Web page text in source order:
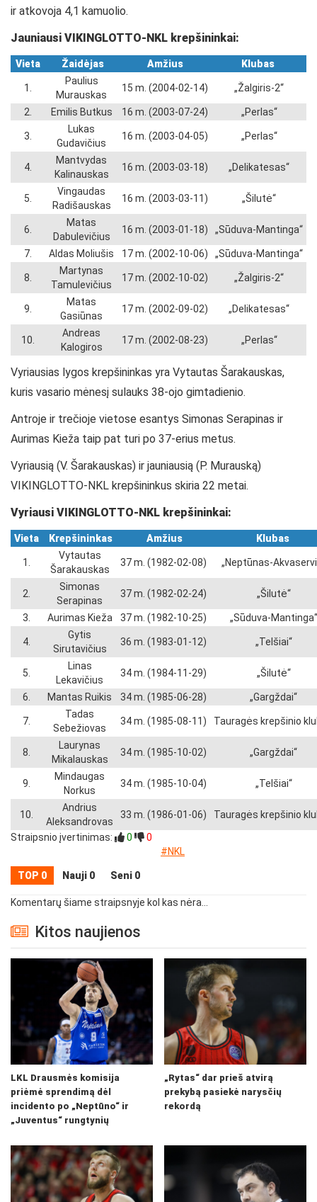
ir atkovoja 4,1 kamuolio.
Jauniausi VIKINGLOTTO-NKL krepšininkai:
Vieta Žaidėjas Amžius Klubas
1.
Paulius
Murauskas
15 m. (2004-02-14) „Žalgiris-2“
2. Emilis Butkus 16 m. (2003-07-24) „Perlas“
3.
Lukas
Gudavičius
16 m. (2003-04-05) „Perlas“
4.
Mantvydas
Kalinauskas
16 m. (2003-03-18) „Delikatesas“
5.
Vingaudas
Radišauskas
16 m. (2003-03-11) „Šilutė“
6.
Matas
Dabulevičius
16 m. (2003-01-18) „Sūduva-Mantinga“
7. Aldas Moliušis 17 m. (2002-10-06) „Sūduva-Mantinga“
8.
Martynas
Tamulevičius
17 m. (2002-10-02) „Žalgiris-2“
9.
Matas
Gasiūnas
17 m. (2002-09-02) „Delikatesas“
10.
Andreas
Kalogiros
17 m. (2002-08-23) „Perlas“
Vyriausias lygos krepšininkas yra Vytautas Šarakauskas,
kuris vasario mėnesį sulauks 38-ojo gimtadienio.
Antroje ir trečioje vietose esantys Simonas Serapinas ir
Aurimas Kieža taip pat turi po 37-erius metus.
Vyriausią (V. Šarakauskas) ir jauniausią (P. Murauską)
VIKINGLOTTO-NKL krepšininkus skiria 22 metai.
Vyriausi VIKINGLOTTO-NKL krepšininkai:
Vieta Krepšininkas Amžius Klubas
1.
Vytautas
Šarakauskas
37 m. (1982-02-08) „Neptūnas-
2.
Simonas
Serapinas
37 m. (1982-02-24) „Šilutė“
3. Aurimas Kieža 37 m. (1982-10-25) „Sūduva-Mantinga“
4.
Gytis
Sirutavičius
36 m. (1983-01-12) „Telšiai“
5.
Linas
Lekavičius
34 m. (1984-11-29) „Šilutė“
6. Mantas Ruikis 34 m. (1985-06-28) „Gargždai“
7.
Tadas
Sebežiovas
34 m. (1985-08-11) Tauragės krepšinio
8.
Laurynas
Mikalauskas
34 m. (1985-10-02) „Gargždai“
9.
Mindaugas
Norkus
34 m. (1985-10-04) „Telšiai“
10.
Andrius
Aleksandrovas
33 m. (1986-01-06)
Tauragės krepšinio
Straipsnio įvertinimas:
0
0
#NKL
TOP 0 Nauji 0 Seni 0
Komentarų šiame straipsnyje kol kas nėra...
Kitos naujienos
LKL Drausmės komisija
priėmė sprendimą dėl
incidento po „Neptūno“ ir
„Juventus“ rungtynių
„Rytas“ dar prieš atvirą
prekybą pasiekė narysčių
rekordą